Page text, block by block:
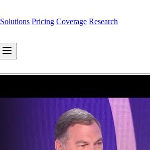
Solutions Pricing Coverage Research